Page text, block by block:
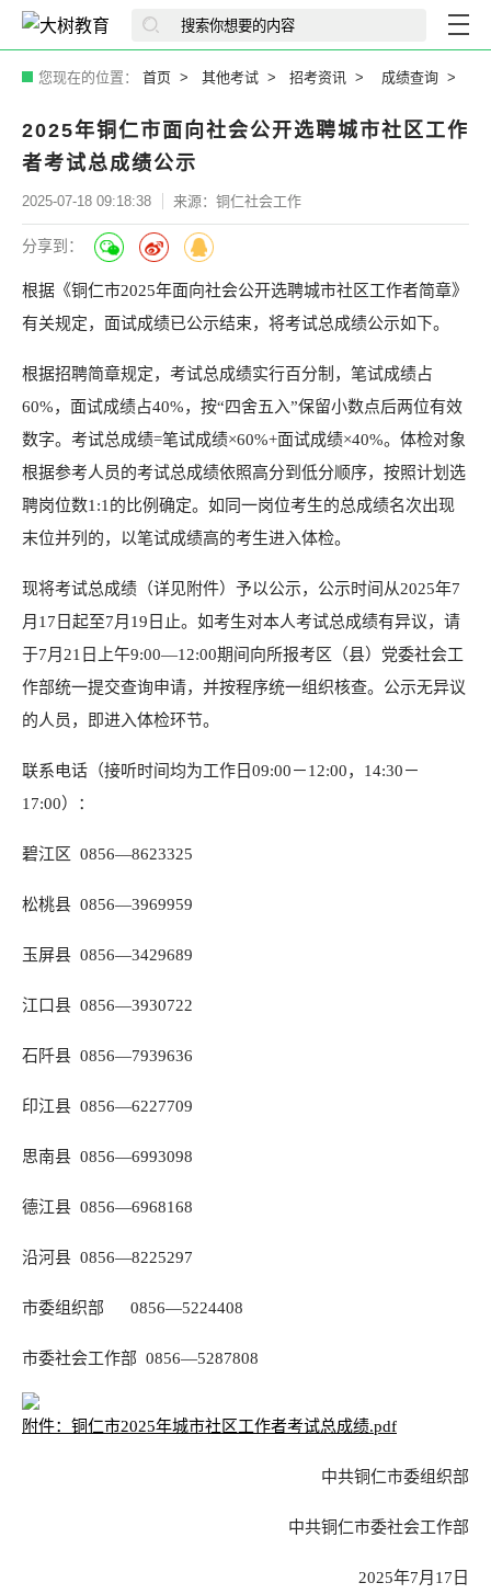
您现在的位置： 首页 其他考试 招考资讯 成绩查询
2025年铜仁市面向社会公开选聘城市社区工作
者考试总成绩公示
2025-07-18 09:18:38 来源：铜仁社会工作
分享到：
根据《铜仁市2025年面向社会公开选聘城市社区工作者简章》
有关规定，面试成绩已公示结束，将考试总成绩公示如下。
根据招聘简章规定，考试总成绩实行百分制，笔试成绩占
60%，面试成绩占40%，按“四舍五入”保留小数点后两位有效
数字。考试总成绩=笔试成绩×60%+面试成绩×40%。体检对象
根据参考人员的考试总成绩依照高分到低分顺序，按照计划选
聘岗位数1:1的比例确定。如同一岗位考生的总成绩名次出现
末位并列的，以笔试成绩高的考生进入体检。
现将考试总成绩（详见附件）予以公示，公示时间从2025年7
月17日起至7月19日止。如考生对本人考试总成绩有异议，请
于7月21日上午9:00—12:00期间向所报考区（县）党委社会工
作部统一提交查询申请，并按程序统一组织核查。公示无异议
的人员，即进入体检环节。
联系电话（接听时间均为工作日09:00－12:00，14:30－
17:00）：
碧江区 0856—8623325
松桃县 0856—3969959
玉屏县 0856—3429689
江口县 0856—3930722
石阡县 0856—7939636
印江县 0856—6227709
思南县 0856—6993098
德江县 0856—6968168
沿河县 0856—8225297
市委组织部 0856—5224408
市委社会工作部 0856—5287808
附件：铜仁市2025年城市社区工作者考试总成绩.pdf
中共铜仁市委组织部
中共铜仁市委社会工作部
2025年7月17日